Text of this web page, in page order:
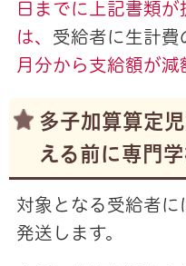
日までに上記書類
は、 受給者に生計費
月分から支給額が減
多子加算算定
える前に専門
対象となる受給者
発送します。